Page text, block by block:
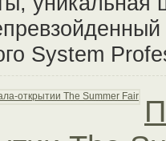
System